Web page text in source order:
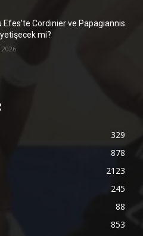
Efes’te Cordinier ve Papagiannis
mi?
2026
329
878
2123
245
88
853